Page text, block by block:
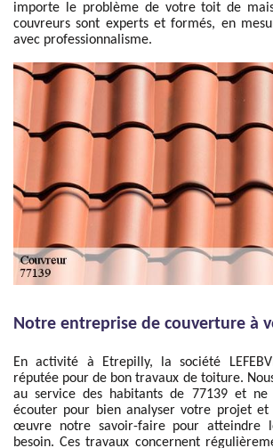
importe le problème de votre toit de
couvreurs sont experts et formés, en
avec professionnalisme.
Notre entreprise de couverture à
En activité à Etrepilly, la société
réputée pour de bon travaux de toiture.
au service des habitants de 77139 et ne
écouter pour bien analyser votre projet
œuvre notre savoir-faire pour atteindre
besoin. Ces travaux concernent